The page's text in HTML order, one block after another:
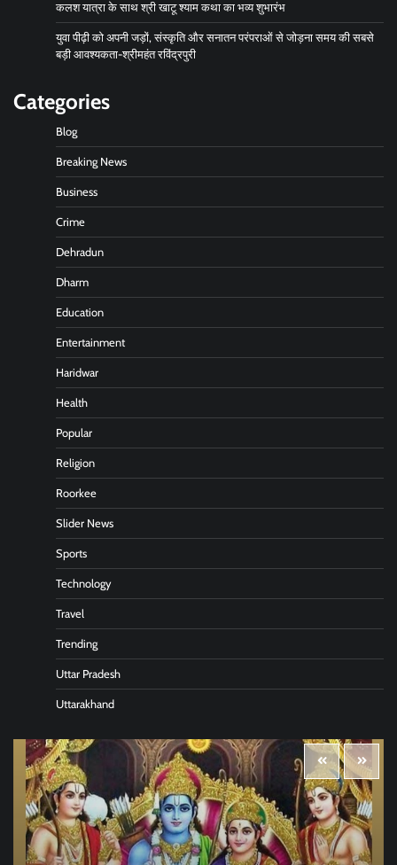
कलश यात्रा के साथ श्री खाटू श्याम कथा का भव्य शुभारंभ
युवा पीढ़ी को अपनी जड़ों, संस्कृति और सनातन परंपराओं से जोड़ना समय की सबसे
बड़ी आवश्यकता-श्रीमहंत रविंद्रपुरी
Categories
Blog
Breaking News
Business
Crime
Dehradun
Dharm
Education
Entertainment
Haridwar
Health
Popular
Religion
Roorkee
Slider News
Sports
Technology
Travel
Trending
Uttar Pradesh
Uttarakhand